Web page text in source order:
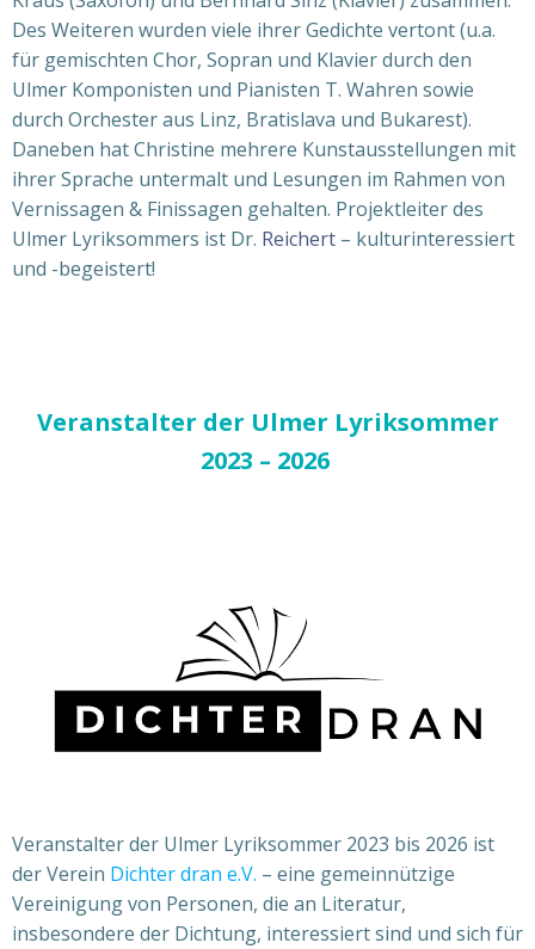
Des Weiteren wurden viele ihrer Gedichte vertont (u.a.
für gemischten Chor, Sopran und Klavier durch den
Ulmer Komponisten und Pianisten T. Wahren sowie
durch Orchester aus Linz, Bratislava und Bukarest).
Daneben hat Christine mehrere Kunstausstellungen mit
ihrer Sprache untermalt und Lesungen im Rahmen von
Vernissagen & Finissagen gehalten. Projektleiter des
Ulmer Lyriksommers ist Dr. Reichert – kulturinteressiert
und -begeistert!
Veranstalter der Ulmer Lyriksommer
2023 – 2026
Veranstalter der Ulmer Lyriksommer 2023 bis 2026 ist
der Verein Dichter dran e.V. – eine gemeinnützige
Vereinigung von Personen, die an Literatur,
insbesondere der Dichtung, interessiert sind und sich für